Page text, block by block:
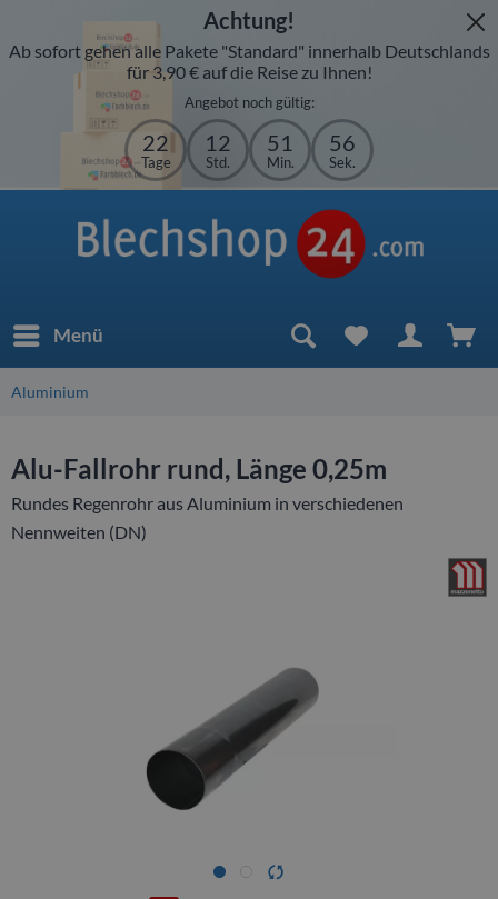
Achtung!
Ab sofort gehen alle Pakete "Standard" innerhalb Deutschlands
für 3,90 € auf die Reise zu Ihnen!
Angebot noch gültig:
22
Tage
12
Std.
51
Min.
56
Sek.
Menü
Aluminium
Alu-Fallrohr rund, Länge 0,25m
Rundes Regenrohr aus Aluminium in verschiedenen
Nennweiten (DN)